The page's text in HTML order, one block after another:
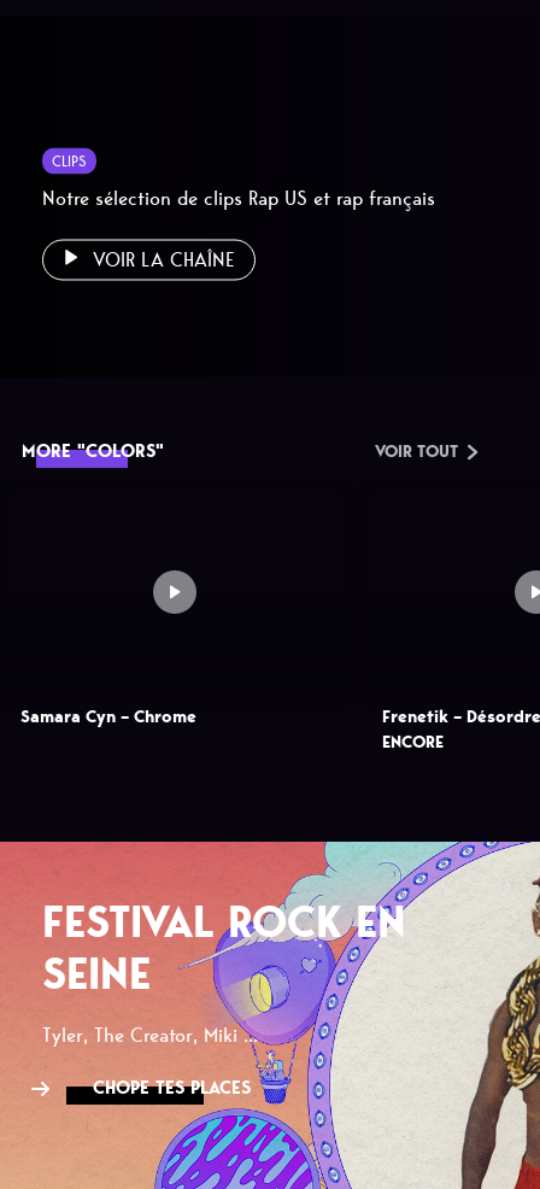
CLIPS
Notre sélection de clips Rap US et rap français
VOIR LA CHAÎNE
MORE "COLORS" VOIR TOUT
Samara Cyn – Chrome
Frenetik – Désordre
ENCORE
FESTIVAL ROCK EN
SEINE
Tyler, The Creator, Miki ...
CHOPE TES PLACES